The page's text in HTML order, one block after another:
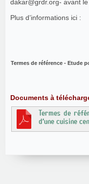
Plus d’informations ici :
Termes de référence - Etude
Documents à
Termes de
d’une cuisine